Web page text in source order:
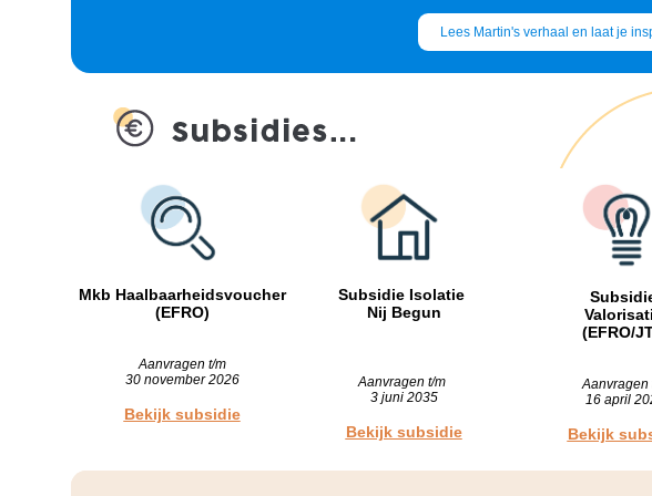
Lees Martin's verhaal en laat je
Mkb Haalbaarheidsvoucher
(EFRO)
Aanvragen t/m
30 november 2026
Bekijk subsidie
Subsidie Isolatie
Nij Begun
Aanvragen t/m
3 juni 2035
Bekijk subsidie
(EFRO/
Aanvragen
16 april
Bekijk